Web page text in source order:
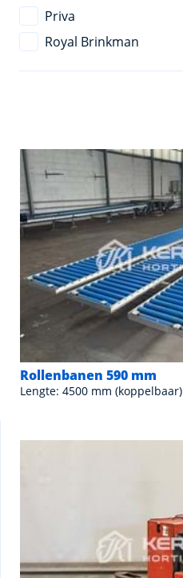
Priva
Royal Brinkman
Rollenbanen 590 mm
Lengte: 4500 mm (koppelbaar)